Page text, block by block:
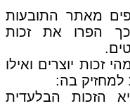
מאתר התובעות
הפרו את זכות
מהי זכות יוצרים ואילו
למחזיק בה:
הזכות הבלעדית